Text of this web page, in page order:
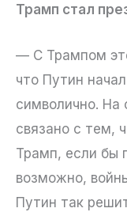
Трамп стал
— С Трампом
что Путин
символично. На
связано с тем,
Трамп, если бы
возможно,
Путин так